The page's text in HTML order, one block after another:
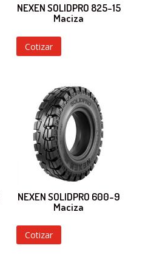
NEXEN SOLIDPRO 825-15
Maciza
Cotizar
NEXEN SOLIDPRO 600-9
Maciza
Cotizar